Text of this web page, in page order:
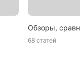
Обзоры,
68 статей